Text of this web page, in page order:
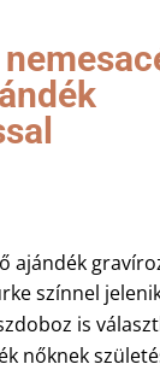
ajándék
színnel
is
nőknek